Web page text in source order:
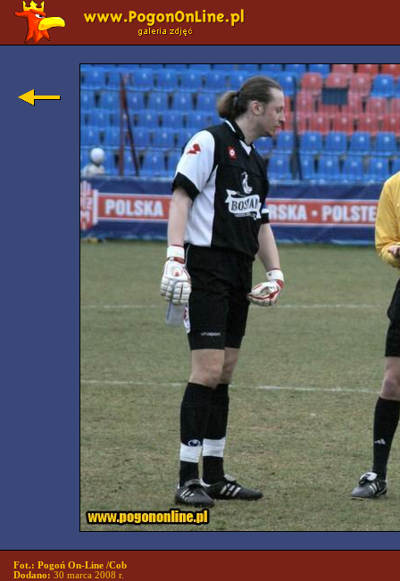
Fot.: Pogoń On-Line /Cob
Dodano: 30 marca 2008 r.